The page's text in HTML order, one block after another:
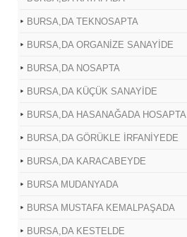
BURSA,DA TEKNOSAPTA
BURSA,DA ORGANİZE SANAYİDE
BURSA,DA NOSAPTA
BURSA,DA KÜÇÜK SANAYİDE
BURSA,DA HASANAĞADA HOSAPTA
BURSA,DA GÖRÜKLE İRFANİYEDE
BURSA,DA KARACABEYDE
BURSA MUDANYADA
BURSA MUSTAFA KEMALPAŞADA
BURSA,DA KESTELDE